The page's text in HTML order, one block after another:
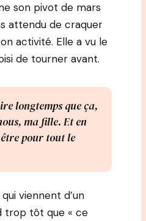
son pivot de mars
attendu de craquer
activité. Elle a vu le
de tourner avant.
longtemps que ça,
ma fille. Et en
pour tout le
viennent d’un
trop tôt que « ce